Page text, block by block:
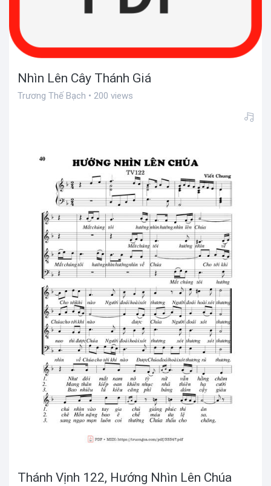
Nhìn Lên Cây Thánh Giá
Trương Thế Bạch • 200 views
Thánh Vịnh 122, Hướng Nhìn Lên Chúa